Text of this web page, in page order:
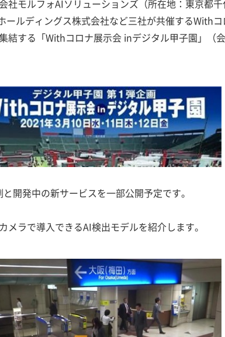
社モルフォAIソリューションズ（所在地：東京都
ールディングス株式会社など三社が共催するWith
結する「Withコロナ展示会 inデジタル甲子園」（
開発中の新サービスを一部公開予定です。
メラで導入できるAI検出モデルを紹介します。